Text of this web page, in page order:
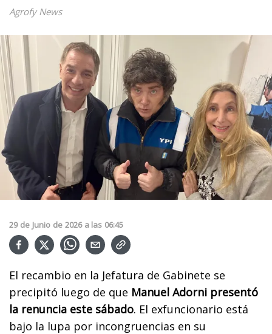
Agrofy News
29 de Junio de 2026 a las 06:45
El recambio en la Jefatura de Gabinete se
precipitó luego de que Manuel Adorni presentó
la renuncia este sábado. El exfuncionario está
bajo la lupa por incongruencias en su